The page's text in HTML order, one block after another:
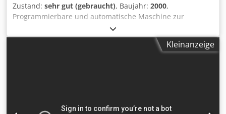
Zustand: sehr gut (gebraucht), Baujahr: 2000,
Programmierbare und automatische Maschine zur
Produktion von Blechpaneelen durch Bildung mehrerer
Kantungen auf allen vier Seiten Dedpfew A Nnpox Aatock
Kleinanzeige